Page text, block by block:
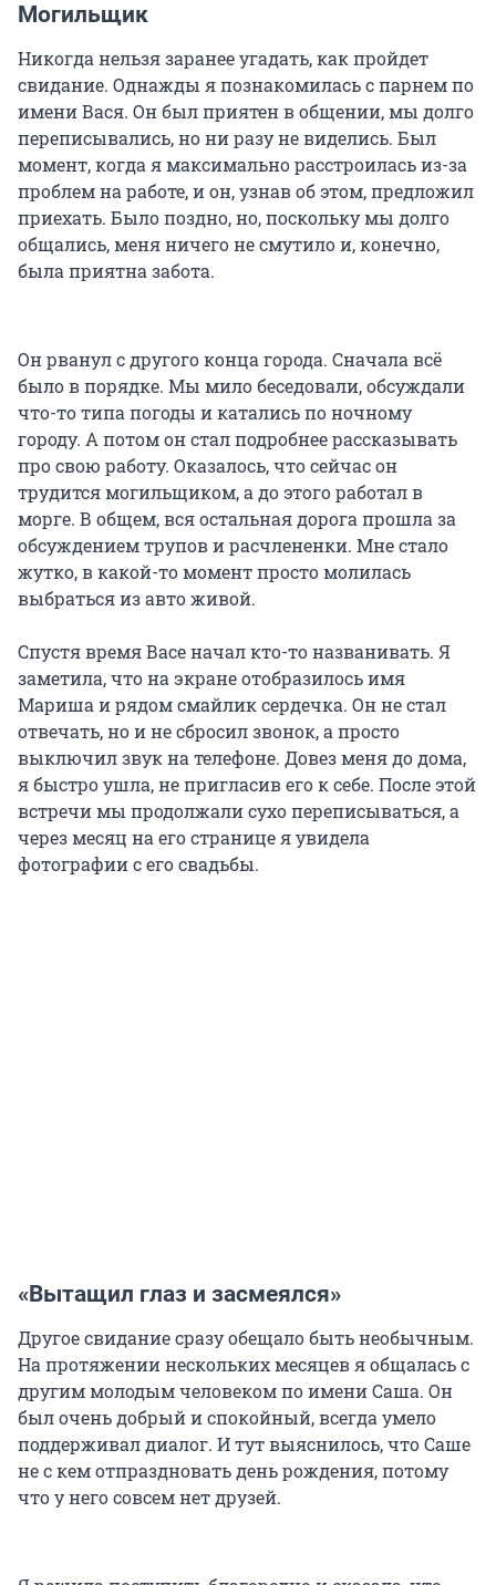
Могильщик
Никогда нельзя заранее угадать, как пройдет
свидание. Однажды я познакомилась с парнем по
имени Вася. Он был приятен в общении, мы долго
переписывались, но ни разу не виделись. Был
момент, когда я максимально расстроилась из-за
проблем на работе, и он, узнав об этом, предложил
приехать. Было поздно, но, поскольку мы долго
общались, меня ничего не смутило и, конечно,
была приятна забота.
Он рванул с другого конца города. Сначала всё
было в порядке. Мы мило беседовали, обсуждали
что-то типа погоды и катались по ночному
городу. А потом он стал подробнее рассказывать
про свою работу. Оказалось, что сейчас он
трудится могильщиком, а до этого работал в
морге. В общем, вся остальная дорога прошла за
обсуждением трупов и расчлененки. Мне стало
жутко, в какой-то момент просто молилась
выбраться из авто живой.
Спустя время Васе начал кто-то названивать. Я
заметила, что на экране отобразилось имя
Мариша и рядом смайлик сердечка. Он не стал
отвечать, но и не сбросил звонок, а просто
выключил звук на телефоне. Довез меня до дома,
я быстро ушла, не пригласив его к себе. После этой
встречи мы продолжали сухо переписываться, а
через месяц на его странице я увидела
фотографии с его свадьбы.
«Вытащил глаз и засмеялся»
Другое свидание сразу обещало быть необычным.
На протяжении нескольких месяцев я общалась с
другим молодым человеком по имени Саша. Он
был очень добрый и спокойный, всегда умело
поддерживал диалог. И тут выяснилось, что Саше
не с кем отпраздновать день рождения, потому
что у него совсем нет друзей.